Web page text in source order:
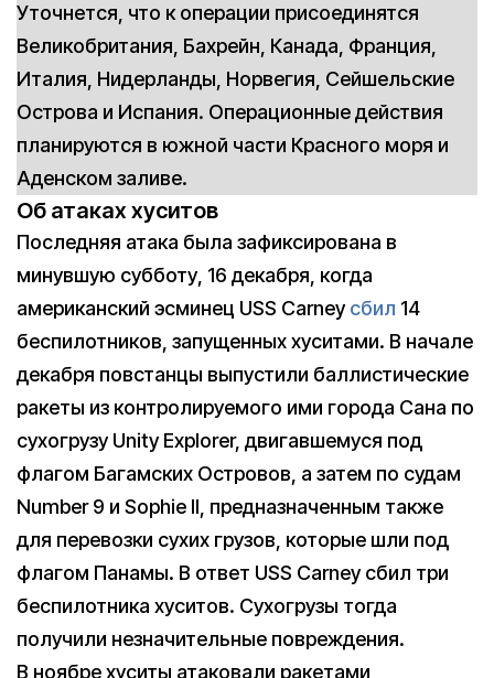
Уточнется, что к операции присоединятся
Великобритания, Бахрейн, Канада, Франция,
Италия, Нидерланды, Норвегия, Сейшельские
Острова и Испания. Операционные действия
планируются в южной части Красного моря и
Аденском заливе.
Об атаках хуситов
Последняя атака была зафиксирована в
минувшую субботу, 16 декабря, когда
американский эсминец USS Carneyсбил 14
беспилотников, запущенных хуситами. В начале
декабря повстанцы выпустили баллистические
ракеты из контролируемого ими города Сана по
сухогрузу Unity Explorer, двигавшемуся под
флагом Багамских Островов, а затем по судам
Number 9 и Sophie II, предназначенным также
для перевозки сухих грузов, которые шли под
флагом Панамы. В ответ USS Carney сбил три
беспилотника хуситов. Сухогрузы тогда
получили незначительные повреждения.
В ноябре хуситы атаковали ракетами